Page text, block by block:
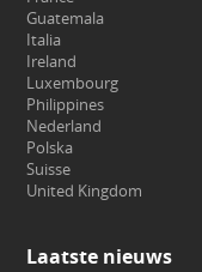
Guatemala
Italia
Ireland
Luxembourg
Philippines
Nederland
Polska
Suisse
United Kingdom
Laatste nieuws